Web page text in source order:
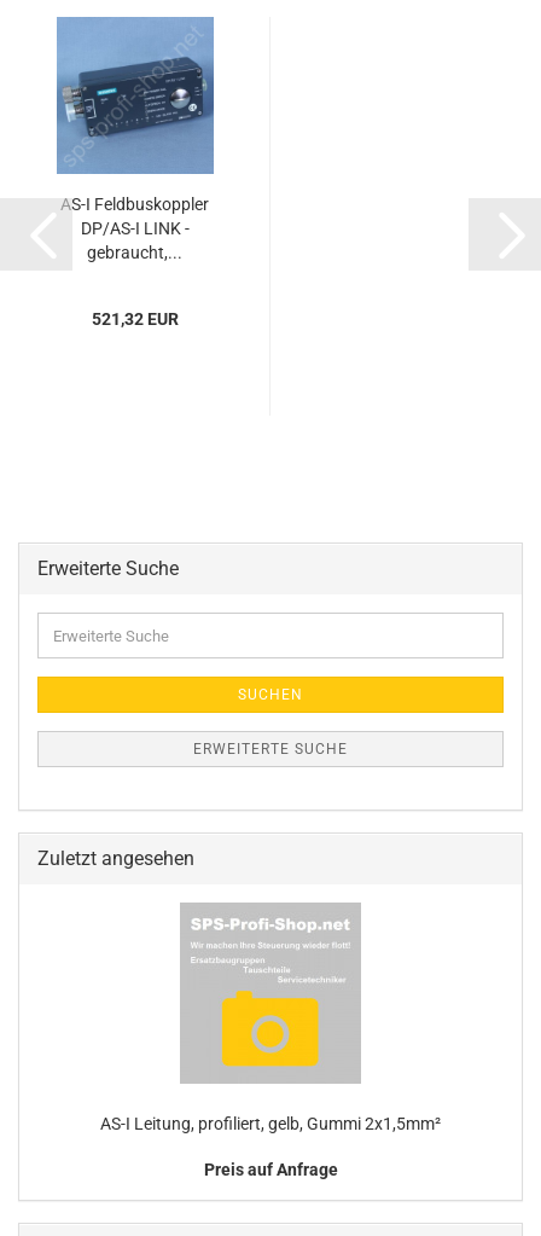
AS-I Feldbuskoppler
DP/AS-I LINK -
gebraucht,...
521,32 EUR
Erweiterte Suche
Suche
SUCHEN
ERWEITERTE SUCHE
Zuletzt angesehen
AS-I Leitung, profiliert, gelb, Gummi 2x1,5mm²
Preis auf Anfrage